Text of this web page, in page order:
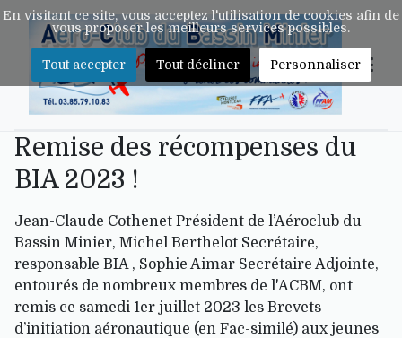
Remise des récompenses du
BIA 2023 !
Jean-Claude Cothenet Président de l’Aéroclub du
Bassin Minier, Michel Berthelot Secrétaire,
responsable BIA , Sophie Aimar Secrétaire Adjointe,
entourés de nombreux membres de l'ACBM, ont
remis ce samedi 1er juillet 2023 les Brevets
d’initiation aéronautique (en Fac-similé) aux jeunes
En visitant ce site, vous acceptez l'utilisation de cookies afin de
vous proposer les meilleurs services possibles.
Tout accepter Tout décliner Personnaliser